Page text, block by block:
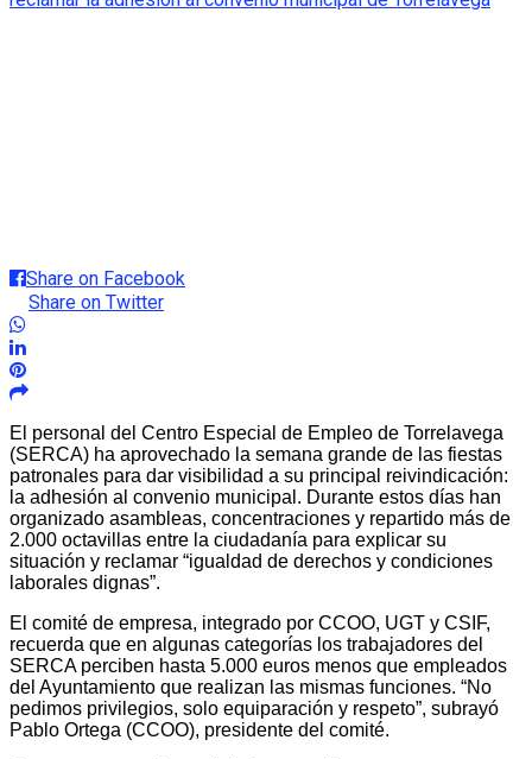
Share on Facebook
Share on Twitter
El personal del Centro Especial de Empleo de Torrelavega
(SERCA) ha aprovechado la semana grande de las fiestas
patronales para dar visibilidad a su principal reivindicación:
la adhesión al convenio municipal. Durante estos días han
organizado asambleas, concentraciones y repartido más de
2.000 octavillas entre la ciudadanía para explicar su
situación y reclamar “igualdad de derechos y condiciones
laborales dignas”.
El comité de empresa, integrado por CCOO, UGT y CSIF,
recuerda que en algunas categorías los trabajadores del
SERCA perciben hasta 5.000 euros menos que empleados
del Ayuntamiento que realizan las mismas funciones. “No
pedimos privilegios, solo equiparación y respeto”, subrayó
Pablo Ortega (CCOO), presidente del comité.